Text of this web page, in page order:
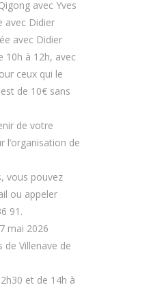
avec Yves
avec Didier
avec Didier
10h à 12h, avec
ceux qui le
de 10€ sans
de votre
l’organisation de
vous pouvez
ou appeler
91.
mai 2026
de Villenave de
et de 14h à